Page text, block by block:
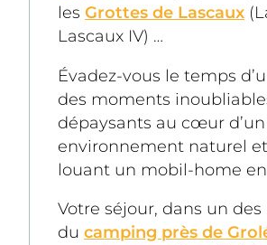
les Grottes de Lascaux
Lascaux IV) …
Évadez-vous le temps
des moments
dépaysants au cœur d’un
environnement naturel
louant un mobil-home
Votre séjour, dans un
du camping près de